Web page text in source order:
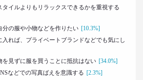
る｢平成の恋愛｣への強烈な違和感
員
っていく日本人｣の実態と背景事情
イルよりもリラックスできるかを重視する
分の服や小物などを作りたい [10.3%]
入れば、プライベートブランドなどでも気にし
を見ずに服を買うことに抵抗はない [34.0%]
などでの写真ばえを意識する [2.3%]